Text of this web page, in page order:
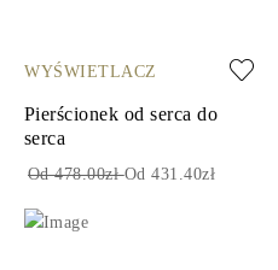
WYŚWIETLACZ
Pierścionek od serca do
serca
Od 478.00złOd 431.40zł